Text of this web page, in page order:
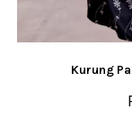
Kurung